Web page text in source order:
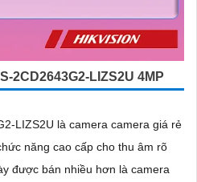
2CD2643G2-LIZS2U 4MP
LIZS2U là camera camera giá rẻ
năng cao cấp cho thu âm rõ